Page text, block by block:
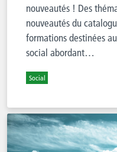
nouveautés ! Des
nouveautés du
formations destinées
social abordant…
Social